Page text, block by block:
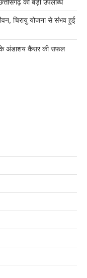
को बड़ी उपलब्धि
चिरायु योजना से संभव हुई
के अंडाशय कैंसर की सफल
को निःशुल्क दी
7, 2026
भारत सरकार द्वारा